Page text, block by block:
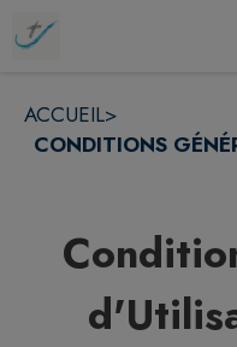
Contenu
ACCUEIL>
CONDITIONS